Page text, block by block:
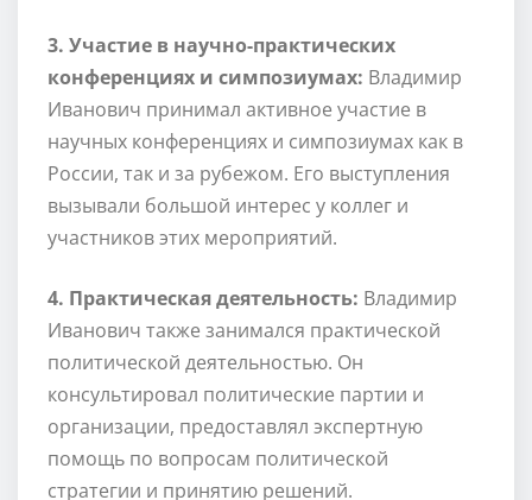
3. Участие в научно-практических
конференциях и симпозиумах: Владимир
Иванович принимал активное участие в
научных конференциях и симпозиумах как в
России, так и за рубежом. Его выступления
вызывали большой интерес у коллег и
участников этих мероприятий.
4. Практическая деятельность: Владимир
Иванович также занимался практической
политической деятельностью. Он
консультировал политические партии и
организации, предоставлял экспертную
помощь по вопросам политической
стратегии и принятию решений.